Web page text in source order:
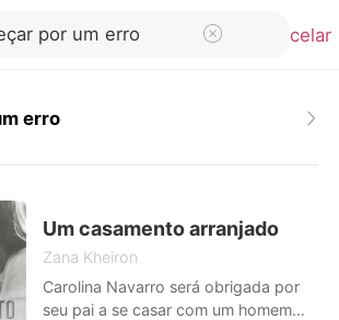
Cancelar
erro
Um casamento arranjado
Zana Kheiron
Carolina Navarro será obrigada por
seu pai a se casar com um homem